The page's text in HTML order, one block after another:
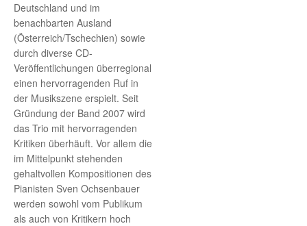
Deutschland und im
benachbarten Ausland
(Österreich/Tschechien) sowie
durch diverse CD-
Veröffentlichungen überregional
einen hervorragenden Ruf in
der Musikszene erspielt. Seit
Gründung der Band 2007 wird
das Trio mit hervorragenden
Kritiken überhäuft. Vor allem die
im Mittelpunkt stehenden
gehaltvollen Kompositionen des
Pianisten Sven Ochsenbauer
werden sowohl vom Publikum
als auch von Kritikern hoch